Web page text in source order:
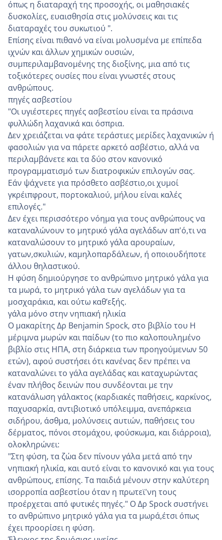
όπως η διαταραχή της προσοχής, οι μαθησιακές
δυσκολίες, ευαισθησία στις μολύνσεις και τις
διαταραχές του συκωτιού ".
Επίσης είναι πιθανό να είναι μολυσμένα με επίπεδα
ιχνών και άλλων χημικών ουσιών,
συμπεριλαμβανομένης της διοξίνης, μια από τις
τοξικότερες ουσίες που είναι γνωστές στους
ανθρώπους.
πηγές ασβεστίου
"Οι υγιέστερες πηγές ασβεστίου είναι τα πράσινα
φυλλώδη λαχανικά και όσπρια.
Δεν χρειάζεται να φάτε τεράστιες μερίδες λαχανικών ή
φασολιών για να πάρετε αρκετό ασβέστιο, αλλά να
περιλαμβάνετε και τα δύο στον κανονικό
προγραμματισμό των διατροφικών επιλογών σας.
Εάν ψάχνετε για πρόσθετο ασβέστιο,οι χυμοί
γκρέιπφρουτ, πορτοκαλιού, μήλου είναι καλές
επιλογές."
Δεν έχει περισσότερο νόημα για τους ανθρώπους να
καταναλώνουν το μητρικό γάλα αγελάδων απ'ό,τι να
καταναλώσουν το μητρικό γάλα αρουραίων,
γατων,σκυλιών, καμηλοπαρδάλεων, ή οποιουδήποτε
άλλου θηλαστικού.
Η φύση δημιούργησε το ανθρώπινο μητρικό γάλα για
τα μωρά, το μητρικό γάλα των αγελάδων για τα
μοσχαράκια, και ούτω καθ’εξής.
γάλα μόνο στην νηπιακή ηλικία
Ο μακαρίτης Δρ Benjamin Spock, στο βιβλίο του Η
μέριμνα μωρών και παίδων (το πιο καλοπουλημένο
βιβλίο στις ΗΠΑ, στη διάρκεια των προηγούμενων 50
ετών), αφού συστήσει ότι κανένας δεν πρέπει να
καταναλώνει το γάλα αγελάδας και καταχωρώντας
έναν πλήθος δεινών που συνδέονται με την
κατανάλωση γάλακτος (καρδιακές παθήσεις, καρκίνος,
παχυσαρκία, αντιβιοτικό υπόλειμμα, ανεπάρκεια
σιδήρου, άσθμα, μολύνσεις αυτιών, παθήσεις του
δέρματος, πόνοι στομάχου, φούσκωμα, και διάρροια),
ολοκληρώνει:
"Στη φύση, τα ζώα δεν πίνουν γάλα μετά από την
νηπιακή ηλικία, και αυτό είναι το κανονικό και για τους
ανθρώπους, επίσης. Τα παιδιά μένουν στην καλύτερη
ισορροπία ασβεστίου όταν η πρωτεϊ'νη τους
προέρχεται από φυτικές πηγές." Ο Δρ Spock συστήνει
το ανθρώπινο μητρικό γάλα για τα μωρά,έτσι όπως
έχει προορίσει η φύση.